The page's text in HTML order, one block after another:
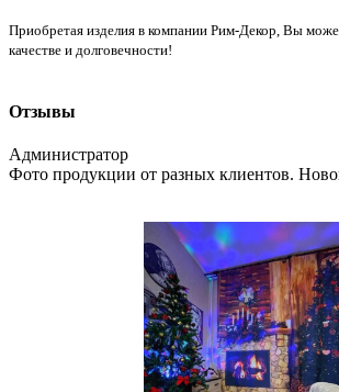
Приобретая изделия в компании Рим-Декор, Вы
качестве и долговечности!
Отзывы
Администратор
Фото продукции от разных клиентов.